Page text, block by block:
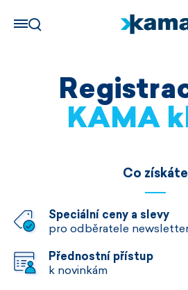
KAMA
Co získáte
Speciální ceny a slevy
pro odběratele
Přednostní přístup
k novinkám